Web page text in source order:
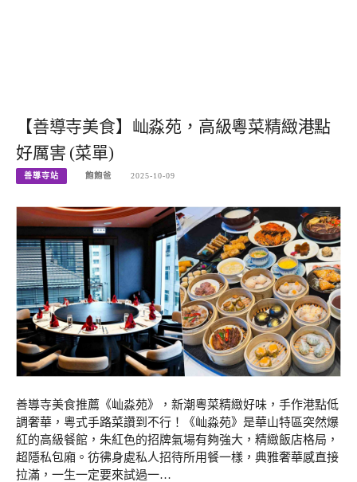
【善導寺美食】屾淼苑，高級粵菜精緻港點
好厲害 (菜單)
善導寺站 飽飽爸 2025-10-09
善導寺美食推薦《屾淼苑》，新潮粵菜精緻好味，手作港點低
調奢華，粵式手路菜讚到不行！《屾淼苑》是華山特區突然爆
紅的高級餐館，朱紅色的招牌氣場有夠強大，精緻飯店格局，
超隱私包廂。彷彿身處私人招待所用餐一樣，典雅奢華感直接
拉滿，一生一定要來試過一…